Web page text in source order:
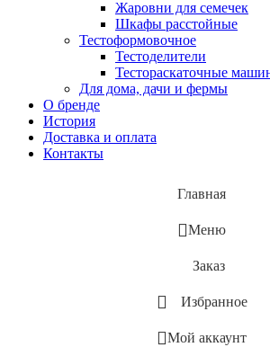
Жаровни для семечек
Шкафы расстойные
Тестоформовочное
Тестоделители
Тестораскаточные
Для дома, дачи и фермы
О бренде
История
Доставка и оплата
Контакты
Главная
Меню
Заказ
Избранное
Мой аккаунт